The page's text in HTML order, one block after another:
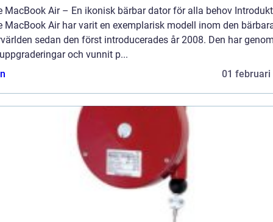
MacBook Air – En ikonisk bärbar dator för alla behov
MacBook Air har varit en exemplarisk modell inom den
sedan den först introducerades år 2008. Den har
och vunnit p...
01 februari